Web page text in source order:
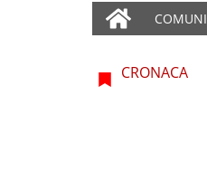
COMUNI
CRONACA